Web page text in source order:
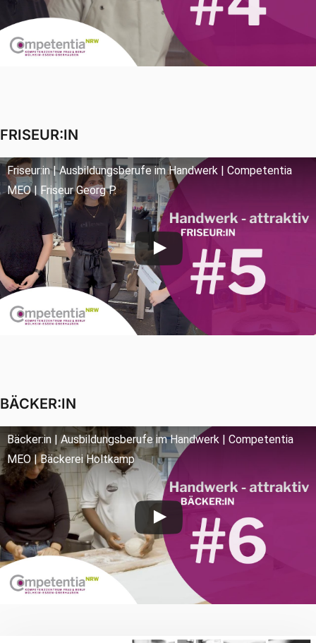
FRISEUR:IN
Friseur:in | Ausbildungsberufe im Handwerk | Competentia
MEO | Friseur Georg P.
BÄCKER:IN
Bäcker:in | Ausbildungsberufe im Handwerk | Competentia
MEO | Bäckerei Holtkamp